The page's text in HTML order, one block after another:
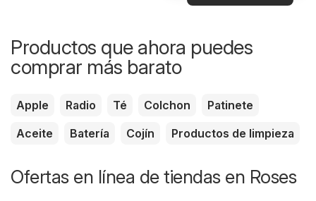
Productos que ahora puedes
comprar más barato
Apple Radio Té Colchon
Patinete
Aceite
Batería Cojín Productos de limpieza
Ofertas en línea de tiendas en Roses